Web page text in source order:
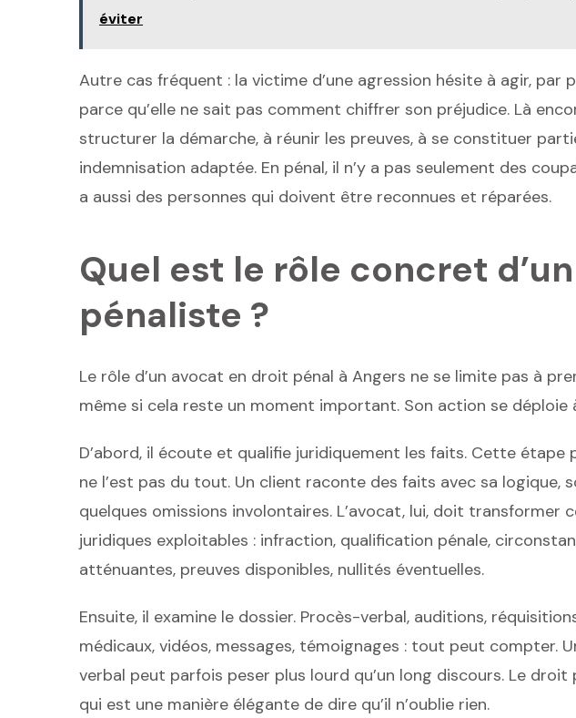
éviter
Autre cas fréquent : la victime d’une agression hésite à agir, par
parce qu’elle ne sait pas comment chiffrer son préjudice. Là
structurer la démarche, à réunir les preuves, à se constituer
indemnisation adaptée. En pénal, il n’y a pas seulement des
a aussi des personnes qui doivent être reconnues et réparées.
Quel est le rôle concret
pénaliste ?
Le rôle d’un avocat en droit pénal à Angers ne se limite pas à
même si cela reste un moment important. Son action se déploie
D’abord, il écoute et qualifie juridiquement les faits. Cette étape
ne l’est pas du tout. Un client raconte des faits avec sa logique,
quelques omissions involontaires. L’avocat, lui, doit transformer
juridiques exploitables : infraction, qualification pénale,
atténuantes, preuves disponibles, nullités éventuelles.
Ensuite, il examine le dossier. Procès-verbal, auditions,
médicaux, vidéos, messages, témoignages : tout peut compter.
verbal peut parfois peser plus lourd qu’un long discours. Le droit
qui est une manière élégante de dire qu’il n’oublie rien.